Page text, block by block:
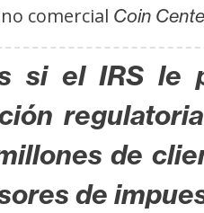
comercial Coin
si el IRS le
de
de